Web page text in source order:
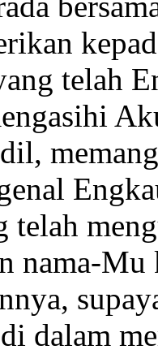
telah
telah
nama-Mu
dalam